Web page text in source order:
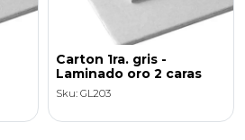
Carton 1ra. gris -
Laminado oro 2 caras
Sku: GL203